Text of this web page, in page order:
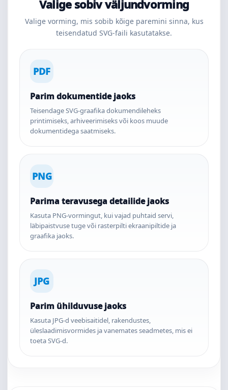
Valige sobiv väljundvorming
Valige vorming, mis sobib kõige paremini sinna, kus
teisendatud SVG-faili kasutatakse.
PDF
Parim dokumentide jaoks
Teisendage SVG-graafika dokumendileheks
printimiseks, arhiveerimiseks või koos muude
dokumentidega saatmiseks.
PNG
Parima teravusega detailide jaoks
Kasuta PNG-vormingut, kui vajad puhtaid servi,
läbipaistvuse tuge või rasterpilti ekraanipiltide ja
graafika jaoks.
JPG
Parim ühilduvuse jaoks
Kasuta JPG-d veebisaitidel, rakendustes,
üleslaadimisvormides ja vanemates seadmetes, mis ei
toeta SVG-d.